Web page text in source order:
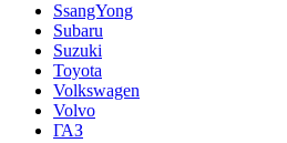
SsangYong
Subaru
Suzuki
Toyota
Volkswagen
Volvo
ГАЗ